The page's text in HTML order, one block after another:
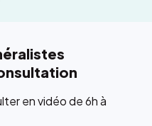
en vidéo de 6h à